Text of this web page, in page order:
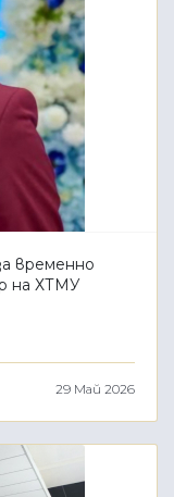
временно
на ХТМУ
29 Май 2026